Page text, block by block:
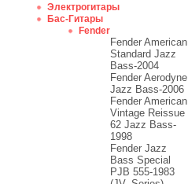
Электрогитары
Бас-Гитары
Fender
Fender American
Standard Jazz
Bass-2004
Fender Aerodyne
Jazz Bass-2006
Fender American
Vintage Reissue
62 Jazz Bass-
1998
Fender Jazz
Bass Special
PJB 555-1983